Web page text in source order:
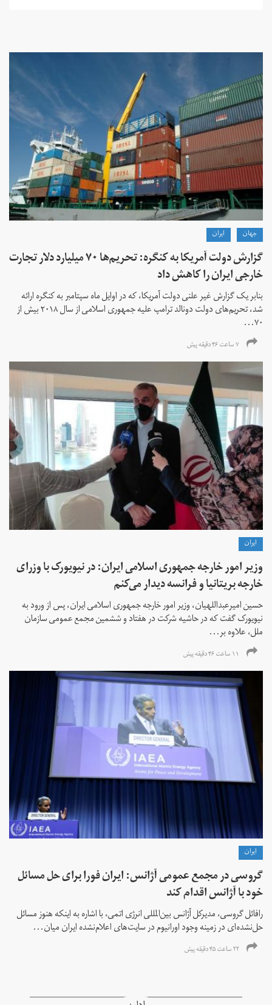
جهان ايران
گزارش دولت آمریکا به کنگره: تحریم‌ها ۷۰ میلیارد دلار تجارت
خارجی ایران را کاهش داد
بنابر یک گزارش غیر علنی دولت آمریکا، که در اوایل ماه سپتامبر به کنگره ارائه
شد، تحریم‌های دولت دونالد ترامپ علیه جمهوری اسلامی از سال ۲۰۱۸ بیش از
۷۰...
۷ ساعت ۴۶ دقیقه پیش
ايران
وزیر امور خارجه جمهوری اسلامی ایران: در نیویورک با وزرای
خارجه بریتانیا و فرانسه دیدار می‌کنم
حسین امیرعبداللهیان، وزیر امور خارجه جمهوری اسلامی ایران، پس از ورود به
نیویورک گفت که در حاشیه شرکت در هفتاد و ششمین مجمع عمومی سازمان
ملل، علاوه بر...
۱۱ ساعت ۴۶ دقیقه پیش
ايران
گروسی در مجمع عمومی آژانس: ایران فورا برای حل مسائل
خود با آژانس اقدام کند
رافائل گروسی، مدیرکل آژانس بین‌المللی انرژی اتمی، با اشاره به اینکه هنوز مسائل
حل‌نشده‌ای در زمینه وجود اورانیوم در سایت‌های اعلام‌نشده ایران میان...
۲۲ ساعت ۴۵ دقیقه پیش